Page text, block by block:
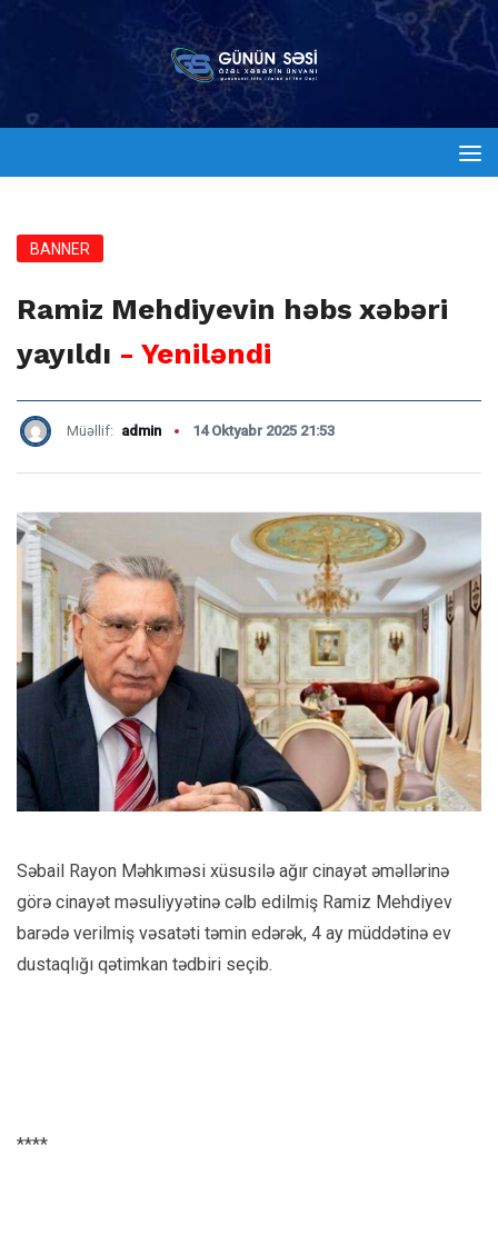
BANNER
Ramiz Mehdiyevin həbs xəbəri
yayıldı - Yeniləndi
Müəllif: admin 14 Oktyabr 2025 21:53
Səbail Rayon Məhkıməsi xüsusilə ağır cinayət əməllərinə
görə cinayət məsuliyyətinə cəlb edilmiş Ramiz Mehdiyev
barədə verilmiş vəsatəti təmin edərək, 4 ay müddətinə ev
dustaqlığı qətimkan tədbiri seçib.
****